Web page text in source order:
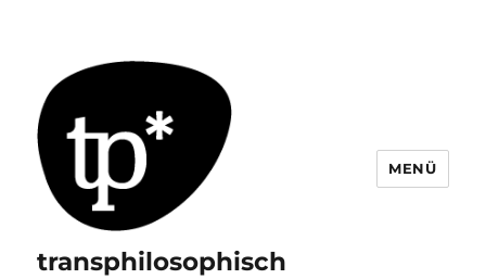
transphilosophisch
MENÜ